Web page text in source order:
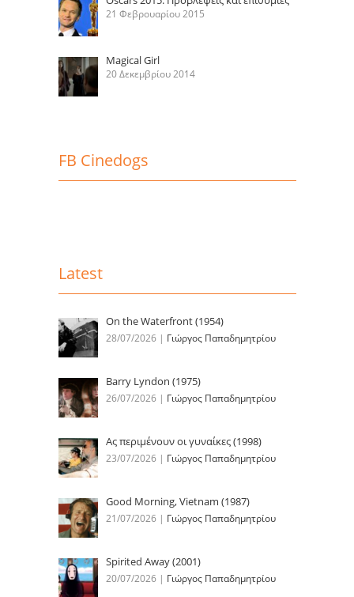
21 Φεβρουαρίου 2015
Magical Girl
20 Δεκεμβρίου 2014
FB Cinedogs
Latest
On the Waterfront (1954)
28/07/2026 | Γιώργος Παπαδημητρίου
Barry Lyndon (1975)
26/07/2026 | Γιώργος Παπαδημητρίου
Ας περιμένουν οι γυναίκες (1998)
23/07/2026 | Γιώργος Παπαδημητρίου
Good Morning, Vietnam (1987)
21/07/2026 | Γιώργος Παπαδημητρίου
Spirited Away (2001)
20/07/2026 | Γιώργος Παπαδημητρίου